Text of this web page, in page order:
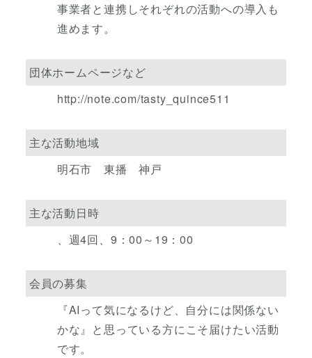
事業者と連携しそれぞれの活動への導入も
進めます。
団体ホームページなど
http://note.com/tasty_quince511
主な活動地域
明石市 東播 神戸
主な活動日時
、週4回、9：00～19：00
会員の募集
『AIって気になるけど、自分には関係ない
かな』と思っている方にこそ届けたい活動
です。